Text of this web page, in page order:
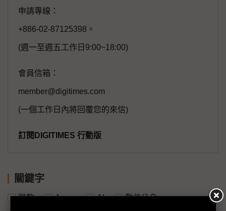
申請專線：
+886-02-87125398。
(週一至週五工作日9:00~18:00)
會員信箱：
member@digitimes.com
(一個工作日內將回覆您的來信)
訂閱DIGITIMES 行動版
關鍵字
微軟 Azure AI 數位分身